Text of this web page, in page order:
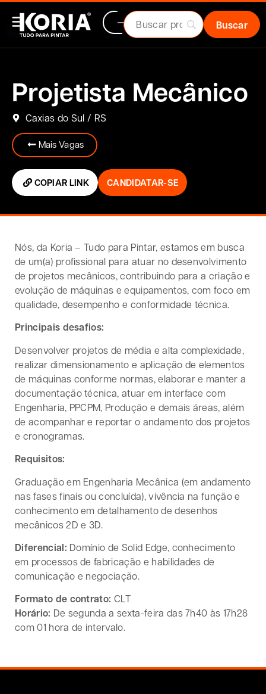
Projetista Mecânico
Caxias do Sul / RS
Mais Vagas
COPIAR LINK CANDIDATAR-SE
Nós, da Koria – Tudo para Pintar, estamos em busca
de um(a) profissional para atuar no desenvolvimento
de projetos mecânicos, contribuindo para a criação e
evolução de máquinas e equipamentos, com foco em
qualidade, desempenho e conformidade técnica.
Principais desafios:
Desenvolver projetos de média e alta complexidade,
realizar dimensionamento e aplicação de elementos
de máquinas conforme normas, elaborar e manter a
documentação técnica, atuar em interface com
Engenharia, PPCPM, Produção e demais áreas, além
de acompanhar e reportar o andamento dos projetos
e cronogramas.
Requisitos:
Graduação em Engenharia Mecânica (em andamento
nas fases finais ou concluída), vivência na função e
conhecimento em detalhamento de desenhos
mecânicos 2D e 3D.
Diferencial: Domínio de Solid Edge, conhecimento
em processos de fabricação e habilidades de
comunicação e negociação.
Formato de contrato: CLT
Horário: De segunda a sexta-feira das 7h40 às 17h28
com 01 hora de intervalo.